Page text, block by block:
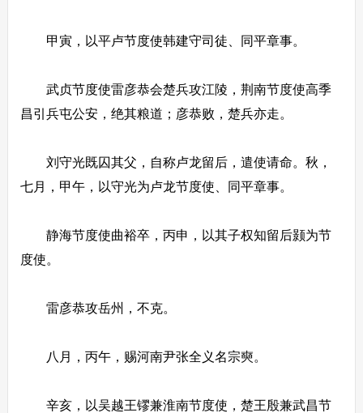
甲寅，以平卢节度使韩建守司徒、同平章事。
武贞节度使雷彦恭会楚兵攻江陵，荆南节度使高季
昌引兵屯公安，绝其粮道；彦恭败，楚兵亦走。
刘守光既囚其父，自称卢龙留后，遣使请命。秋，
七月，甲午，以守光为卢龙节度使、同平章事。
静海节度使曲裕卒，丙申，以其子权知留后颢为节
度使。
雷彦恭攻岳州，不克。
八月，丙午，赐河南尹张全义名宗奭。
辛亥，以吴越王镠兼淮南节度使，楚王殷兼武昌节